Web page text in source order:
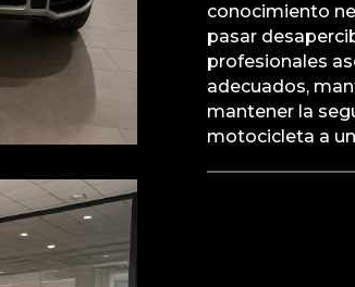
conocimiento
pasar
profesionales
adecuados,
mantener la
motocicleta a